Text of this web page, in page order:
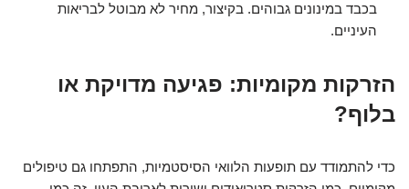
בכבד במינונים גבוהים. בקיצור, מחיר לא מבוטל לבריאות
העיניים.
הזרקות מקומיות: פגיעה מדויקת או
בלוף?
כדי להתמודד עם תופעות הלוואי הסיסטמיות, התפתחו גם טיפולים